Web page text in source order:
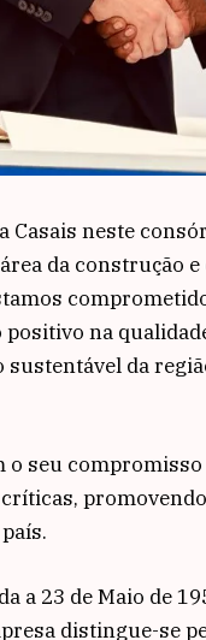
Casais neste
da construção
na
sustentável da
o seu
a 23 de Maio de
distingue-se